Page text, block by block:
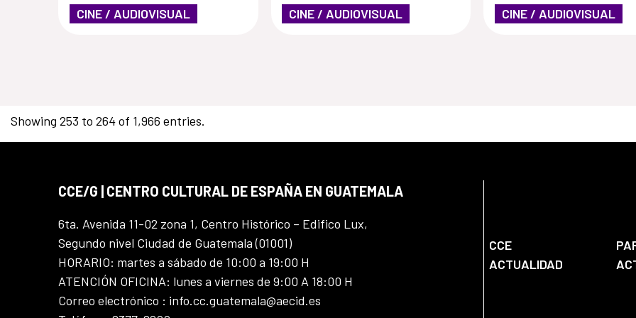
CINE / AUDIOVISUAL CINE / AUDIOVISUAL CINE / AUDIOVISUAL
Showing 253 to 264 of 1,966 entries.
CCE/G | CENTRO CULTURAL DE ESPAÑA EN GUATEMALA
6ta. Avenida 11-02 zona 1, Centro Histórico – Edifico Lux,
Segundo nivel Ciudad de Guatemala (01001)
HORARIO: martes a sábado de 10:00 a 19:00 H
ATENCIÓN OFICINA: lunes a viernes de 9:00 A 18:00 H
Correo electrónico : info.cc.guatemala@aecid.es
CCE
ACTUALIDAD